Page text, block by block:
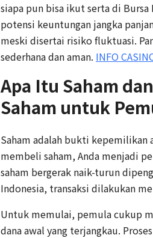
siapa pun bisa ikut serta di Bursa
potensi keuntungan jangka
meski disertai risiko fluktuasi.
sederhana dan aman. INFO
Apa Itu Saham
Saham untuk
Saham adalah bukti kepemilikan
membeli saham, Anda menjadi
saham bergerak naik-turun
Indonesia, transaksi dilakukan
Untuk memulai, pemula cukup
dana awal yang terjangkau.